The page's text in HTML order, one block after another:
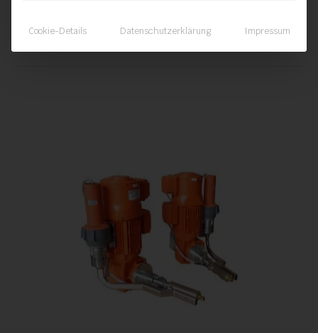
Cookie-Details Datenschutzerklärung Impressum